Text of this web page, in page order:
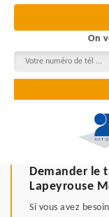
On
Demander le
Lapeyrouse
Si vous avez